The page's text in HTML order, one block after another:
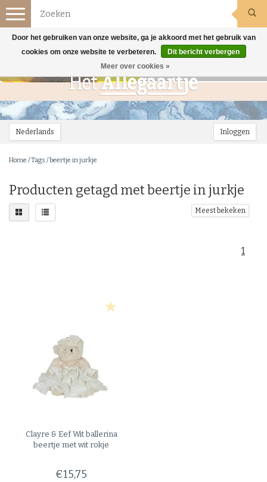
Nederlands Inloggen
Toggle
navigation
Home /Tags /beertje in jurkje
Producten getagd met beertje in jurkje
Meest bekeken
1
Clayre & EefWit ballerina
beertje met wit rokje
€15,75
Door het gebruiken van onze website, ga je akkoord met het gebruik van
cookies om onze website te verbeteren.
Dit bericht verbergen
Meer over cookies »